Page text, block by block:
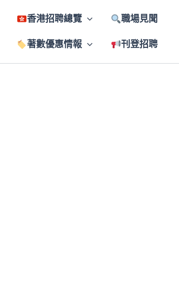
香港招聘總覽 職場見聞
著數優惠情報 刊登招聘